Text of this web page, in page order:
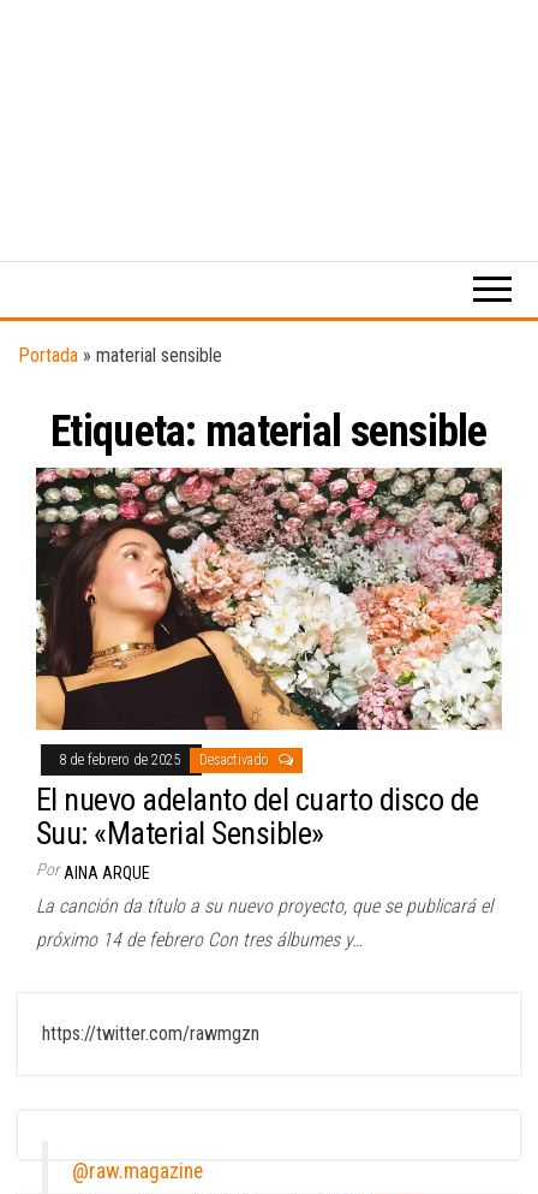
digital
música.
Portada » material sensible
Etiqueta: material sensible
8 de febrero de 2025 Desactivado
El nuevo adelanto del cuarto disco de
Suu: «Material Sensible»
Por AINA ARQUE
La canción da título a su nuevo proyecto, que se publicará el
próximo 14 de febrero Con tres álbumes y…
https://twitter.com/rawmgzn
@raw.magazine